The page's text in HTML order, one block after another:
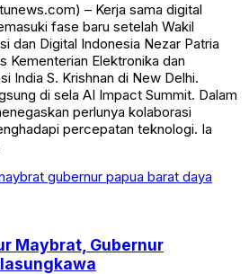
– Kerja sama digital
fase baru setelah Wakil
dan Digital Indonesia Nezar Patria
Kementerian Elektronika dan
India S. Krishnan di New Delhi.
di sela AI Impact Summit. Dalam
perlunya kolaborasi
percepatan teknologi. Ia
Maybrat, Gubernur